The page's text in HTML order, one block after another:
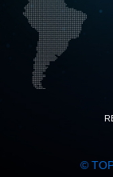
©